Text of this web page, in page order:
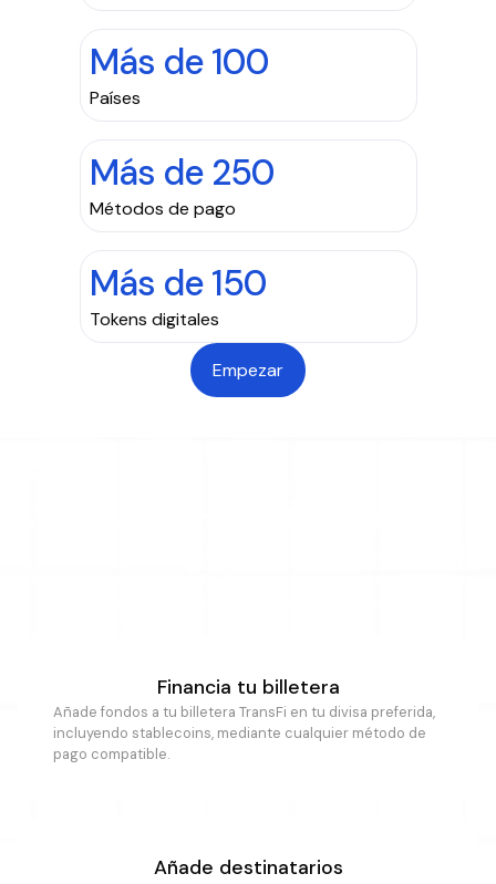
Más de 100
Países
Más de 250
Métodos de pago
Más de 150
Tokens digitales
Empezar
Financia tu billetera
Añade fondos a tu billetera TransFi en tu divisa preferida,
incluyendo stablecoins, mediante cualquier método de
pago compatible.
Añade destinatarios